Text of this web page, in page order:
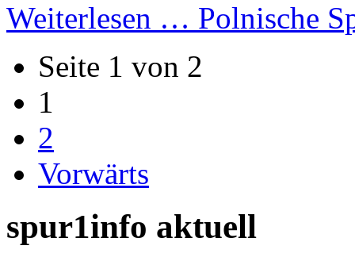
Weiterlesen … Polnische
Seite 1 von 2
1
2
Vorwärts
spur1info aktuell